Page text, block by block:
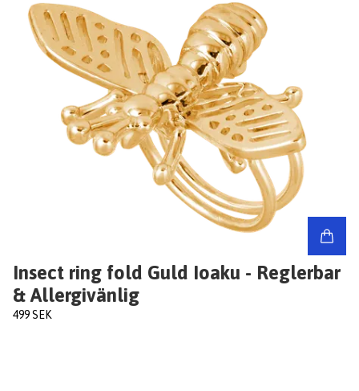
Insect ring fold Guld Ioaku - Reglerbar
& Allergivänlig
499 SEK